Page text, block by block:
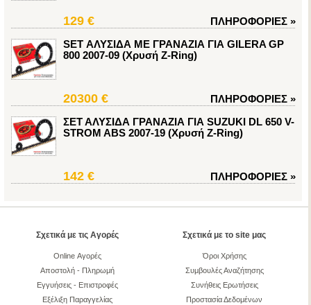
129 € ΠΛΗΡΟΦΟΡΙΕΣ »
SET ΑΛΥΣΙΔΑ ΜΕ ΓΡΑΝΑΖΙΑ ΓΙΑ GILERA GP
800 2007-09 (Χρυσή Z-Ring)
20300 € ΠΛΗΡΟΦΟΡΙΕΣ »
ΣΕΤ ΑΛΥΣΙΔΑ ΓΡΑΝΑΖΙΑ ΓΙΑ SUZUKI DL 650 V-
STROM ABS 2007-19 (Χρυσή Z-Ring)
142 € ΠΛΗΡΟΦΟΡΙΕΣ »
Σχετικά με τις Αγορές
Online Αγορές
Αποστολή - Πληρωμή
Εγγυήσεις - Επιστροφές
Εξέλιξη Παραγγελίας
Σχετικά με το site μας
Όροι Χρήσης
Συμβουλές Αναζήτησης
Συνήθεις Ερωτήσεις
Προστασία Δεδομένων